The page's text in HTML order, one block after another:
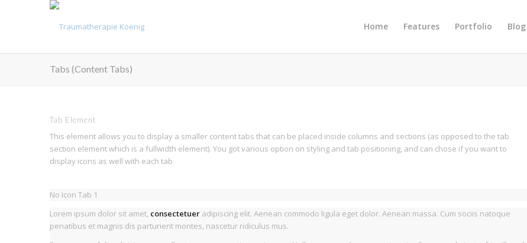
Home Features Portfolio Blog
Tabs (Content Tabs)
Tab Element
This element allows you to display a smaller content tabs that can be placed inside columns and sections (as opposed to the tab
section element which is a fullwidth element). You got various option on styling and tab positioning, and can chose if you want to
display icons as well with each tab
No Icon Tab 1
Lorem ipsum dolor sit amet, consectetueradipiscing elit. Aenean commodo ligula eget dolor. Aenean massa. Cum sociis natoque
penatibus et magnis dis parturient montes, nascetur ridiculus mus.